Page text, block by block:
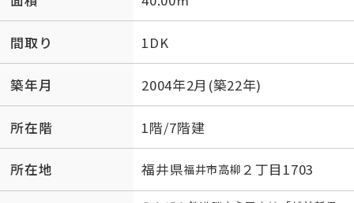
間取り 1DK
築年月 2004年2月(築22年)
所在階 1階/7階建
所在地 福井県福井市高柳 ２丁目1703